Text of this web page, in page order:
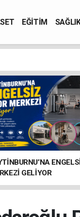
EĞİTİM
GELİYOR